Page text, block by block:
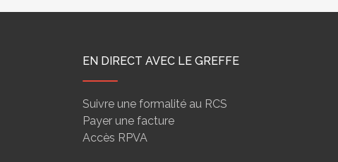
EN DIRECT AVEC LE GREFFE
Suivre une formalité au RCS
Payer une facture
Accès RPVA